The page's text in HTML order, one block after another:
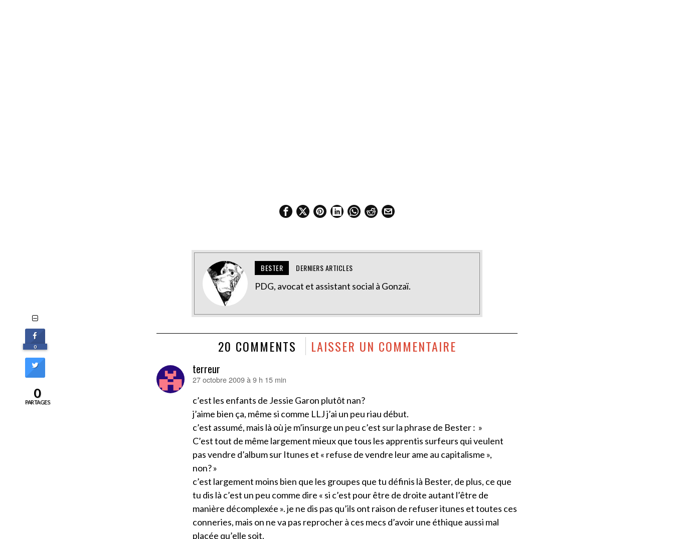
BESTER DERNIERS ARTICLES
PDG, avocat et assistant social à Gonzaï.
20 COMMENTS LAISSER UN COMMENTAIRE
terreur
dit :
27 octobre 2009 à 9 h 15 min
c’est les enfants de Jessie Garon plutôt nan?
j’aime bien ça, même si comme LLJ j’ai un peu riau début.
c’est assumé, mais là où je m’insurge un peu c’est sur la phrase de Bester : »
C’est tout de même largement mieux que tous les apprentis surfeurs qui veulent
pas vendre d’album sur Itunes et « refuse de vendre leur ame au capitalisme »,
non? »
c’est largement moins bien que les groupes que tu définis là Bester, de plus, ce que
tu dis là c’est un peu comme dire « si c’est pour être de droite autant l’être de
manière décomplexée ». je ne dis pas qu’ils ont raison de refuser itunes et toutes ces
conneries, mais on ne va pas reprocher à ces mecs d’avoir une éthique aussi mal
placée qu’elle soit.
0
0
PARTAGES